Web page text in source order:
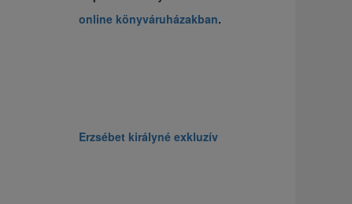
online könyváruházakban.
Erzsébet királyné exkluzív